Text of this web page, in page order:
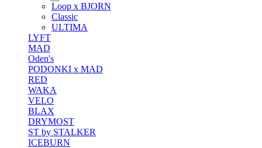
Loop x BJORN
Classic
ULTIMA
LYFT
MAD
Oden's
PODONKI x MAD
RED
WAKA
VELO
BLAX
DRYMOST
ST by STALKER
ICEBURN